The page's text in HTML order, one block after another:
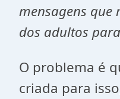
mensagens que
dos adultos
O problema é
criada para